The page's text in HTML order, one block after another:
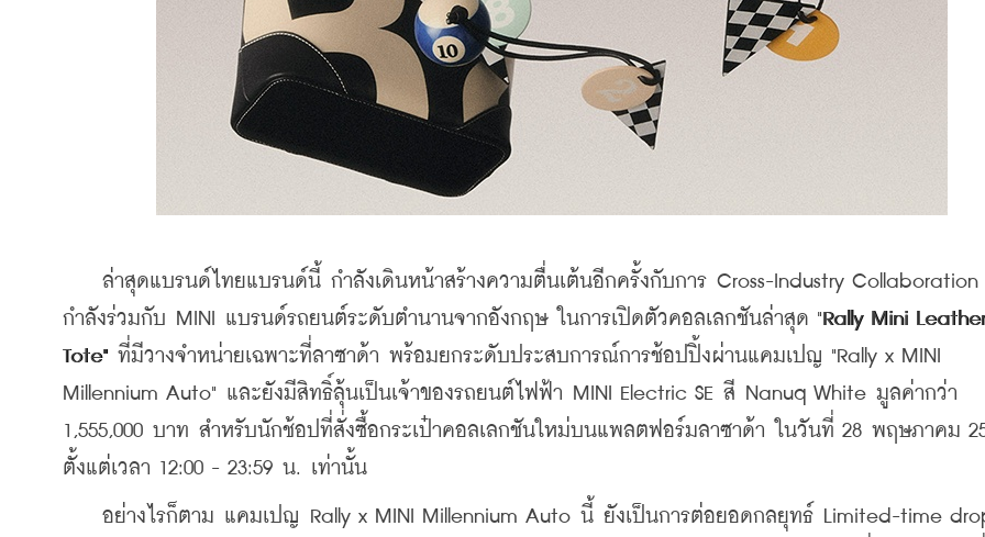
ล่าสุดแบรนด์ไทยแบรนด์นี้ กำลังเดินหน้าสร้างความตื่นเต้นอีกครั้งกับการ Cross-Industry
กำลังร่วมกับ MINI แบรนด์รถยนต์ระดับตำนานจากอังกฤษ ในการเปิดตัวคอลเลกชันล่าสุด "Rally Mini Leather
Tote" ที่มีวางจำหน่ายเฉพาะที่ลาซาด้า พร้อมยกระดับประสบการณ์การช้อปปิ้งผ่านแคมเปญ "Rally x MINI
Millennium Auto" และยังมีสิทธิ์ลุ้นเป็นเจ้าของรถยนต์ไฟฟ้า MINI Electric SE สี Nanuq White มูลค่ากว่า
1,555,000 บาท สำหรับนักช้อปที่สั่งซื้อกระเป๋าคอลเลกชันใหม่บนแพลตฟอร์มลาซาด้า ในวันที่ 28 พฤษภาคม
ตั้งแต่เวลา 12:00 - 23:59 น. เท่านั้น
อย่างไรก็ตาม แคมเปญ Rally x MINI Millennium Auto นี้ ยังเป็นการต่อยอดกลยุทธ์ Limited-time